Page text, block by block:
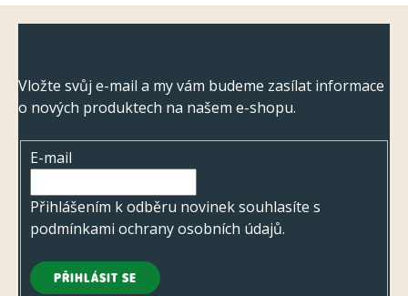
Vložte svůj e-mail a my vám budeme zasílat informace
o nových produktech na našem e-shopu.
E-mail
Přihlášením k odběru novinek souhlasíte s
podmínkami ochrany osobních údajů.
PŘIHLÁSIT SE